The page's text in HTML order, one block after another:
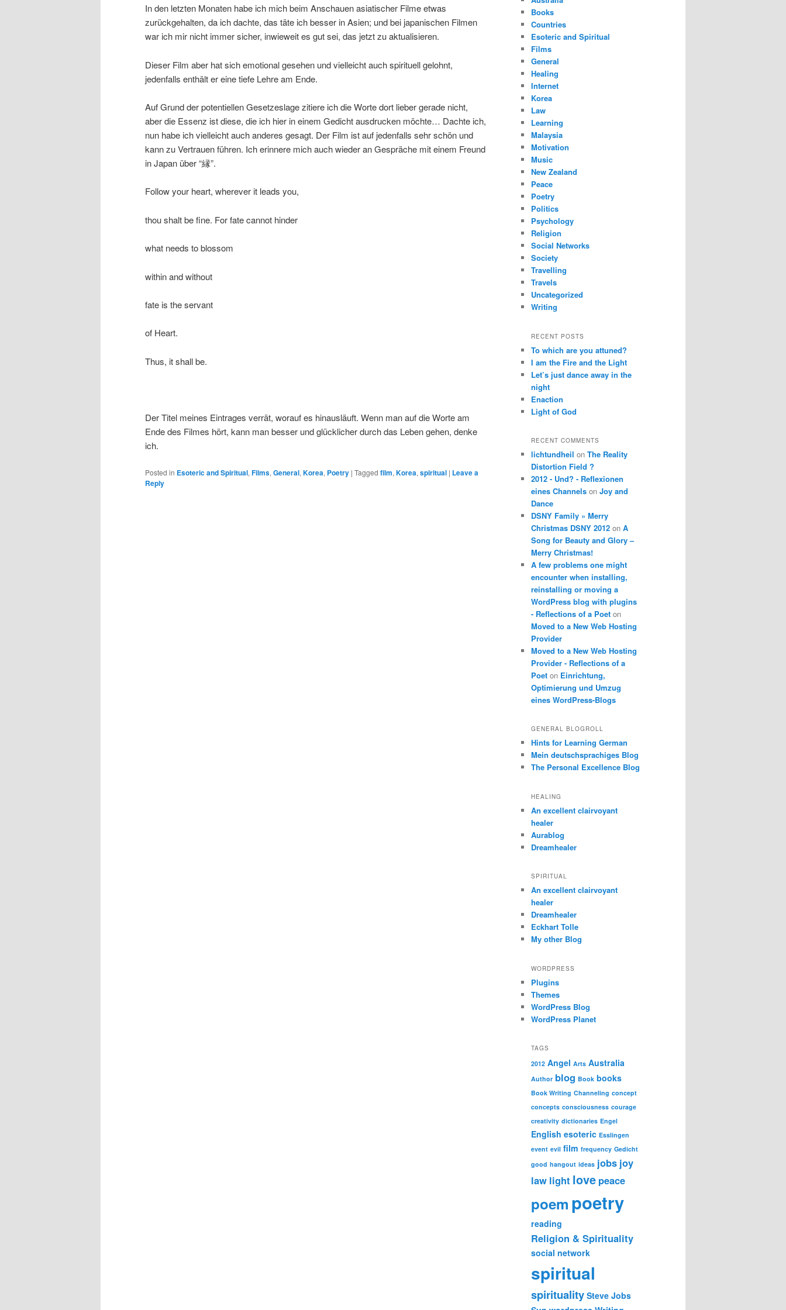
In den letzten Monaten habe ich mich beim Anschauen asiatischer Filme etwas
zurückgehalten, da ich dachte, das täte ich besser in Asien; und bei japanischen Filmen
war ich mir nicht immer sicher, inwieweit es gut sei, das jetzt zu aktualisieren.
Dieser Film aber hat sich emotional gesehen und vielleicht auch spirituell gelohnt,
jedenfalls enthält er eine tiefe Lehre am Ende.
Auf Grund der potentiellen Gesetzeslage zitiere ich die Worte dort lieber gerade nicht,
aber die Essenz ist diese, die ich hier in einem Gedicht ausdrucken möchte… Dachte ich,
nun habe ich vielleicht auch anderes gesagt. Der Film ist auf jedenfalls sehr schön und
kann zu Vertrauen führen. Ich erinnere mich auch wieder an Gespräche mit einem Freund
in Japan über “縁”.
Follow your heart, wherever it leads you,
thou shalt be fine. For fate cannot hinder
what needs to blossom
within and without
fate is the servant
of Heart.
Thus, it shall be.
Der Titel meines Eintrages verrät, worauf es hinausläuft. Wenn man auf die Worte am
Ende des Filmes hört, kann man besser und glücklicher durch das Leben gehen, denke
ich.
Posted in Esoteric and Spiritual, Films, General, Korea, Poetry | Tagged film, Korea, spiritual | Leave a
Reply
Books
Countries
Esoteric and Spiritual
Films
General
Healing
Internet
Korea
Law
Learning
Malaysia
Motivation
Music
New Zealand
Peace
Poetry
Politics
Psychology
Religion
Social Networks
Society
Travelling
Travels
Uncategorized
Writing
RECENT POSTS
To which are you attuned?
I am the Fire and the Light
Let’s just dance away in the
night
Enaction
Light of God
RECENT COMMENTS
lichtundheil on The Reality
Distortion Field ?
2012 - Und? - Reflexionen
eines Channels on Joy and
Dance
DSNY Family » Merry
Christmas DSNY 2012 on A
Song for Beauty and Glory –
Merry Christmas!
A few problems one might
encounter when installing,
reinstalling or moving a
WordPress blog with plugins
- Reflections of a Poet on
Moved to a New Web Hosting
Provider
Moved to a New Web Hosting
Provider - Reflections of a
Poet on Einrichtung,
Optimierung und Umzug
eines WordPress-Blogs
GENERAL BLOGROLL
Hints for Learning German
Mein deutschsprachiges Blog
The Personal Excellence Blog
HEALING
An excellent clairvoyant
healer
Aurablog
Dreamhealer
SPIRITUAL
An excellent clairvoyant
healer
Dreamhealer
Eckhart Tolle
My other Blog
WORDPRESS
Plugins
Themes
WordPress Blog
WordPress Planet
TAGS
2012 Angel Arts Australia
Author blog Book books
Book Writing Channeling concept
concepts consciousness courage
creativity dictionaries Engel
English esoteric Esslingen
event evil film frequency Gedicht
good hangout ideas jobs joy
law light love peace
poem poetry
reading
Religion & Spirituality
social network
spiritual
spirituality Steve Jobs